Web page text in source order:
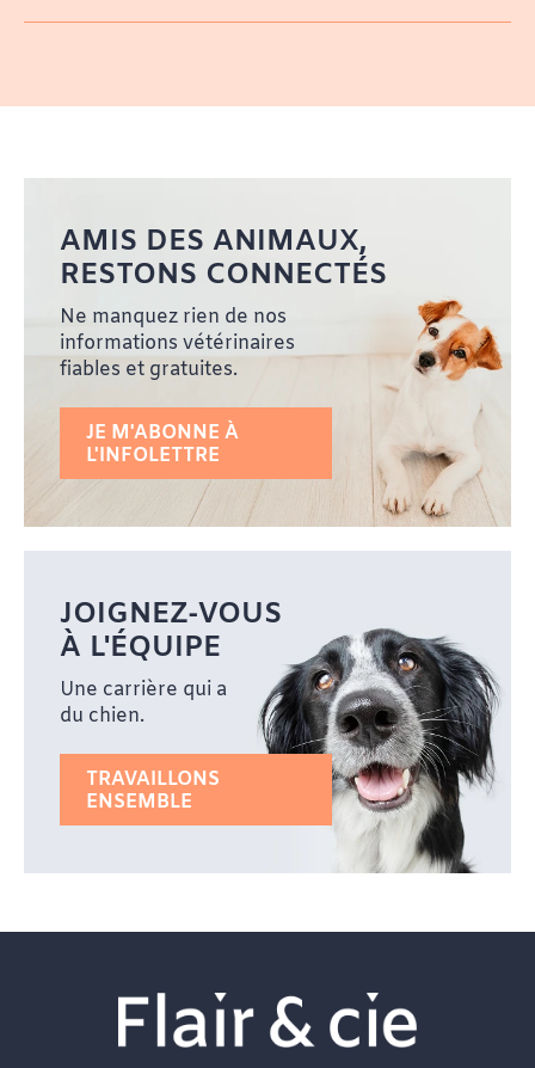
AMIS DES ANIMAUX,
RESTONS CONNECTÉS
Ne manquez rien de nos
informations vétérinaires
fiables et gratuites.
JE M'ABONNE À
L'INFOLETTRE
JOIGNEZ-VOUS
À L'ÉQUIPE
Une carrière qui a
du chien.
TRAVAILLONS
ENSEMBLE